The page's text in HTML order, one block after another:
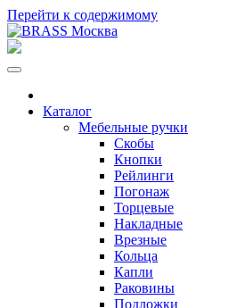
Перейти к содержимому
Каталог
Мебельные ручки
Скобы
Кнопки
Рейлинги
Погонаж
Торцевые
Накладные
Врезные
Кольца
Капли
Раковины
Подложки